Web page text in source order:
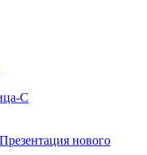
С
нового